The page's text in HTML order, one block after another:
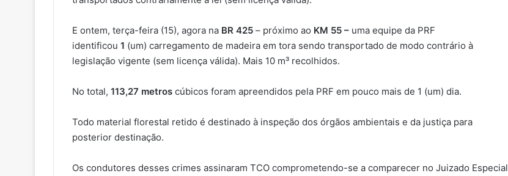
E ontem, terça-feira (15), agora na BR 425 – próximo ao KM 55 – uma equipe da PRF
identificou 1 (um) carregamento de madeira em tora sendo transportado de modo contrário à
legislação vigente (sem licença válida). Mais 10 m³ recolhidos.
No total, 113,27 metros cúbicos foram apreendidos pela PRF em pouco mais de 1 (um) dia.
Todo material florestal retido é destinado à inspeção dos órgãos ambientais e da justiça para
posterior destinação.
Os condutores desses crimes assinaram TCO comprometendo-se a comparecer no Juizado Especial